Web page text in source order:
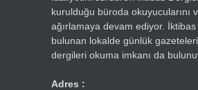
kurulduğu büroda okuyucularını
ağırlamaya devam ediyor.
bulunan lokalde günlük
dergileri okuma imkanı da
Adres :